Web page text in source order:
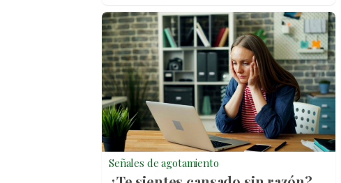
Señales de agotamiento